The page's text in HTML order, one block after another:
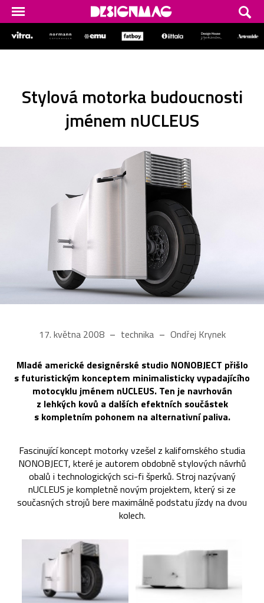
Stylová motorka budoucnosti
jménem nUCLEUS
17. května 2008 technika Ondřej Krynek
Mladé americké designérské studio NONOBJECT přišlo
s futuristickým konceptem minimalisticky vypadajícího
motocyklu jménem nUCLEUS. Ten je navrhován
z lehkých kovů a dalších efektních součástek
s kompletním pohonem na alternativní paliva.
Fascinující koncept motorky vzešel z kalifornského studia
NONOBJECT, které je autorem obdobně stylových návrhů
obalů i technologických sci-fi šperků. Stroj nazývaný
nUCLEUS je kompletně novým projektem, který si ze
současných strojů bere maximálně podstatu jízdy na dvou
kolech.